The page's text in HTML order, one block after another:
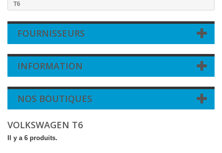
T6
FOURNISSEURS
INFORMATION
NOS BOUTIQUES
VOLKSWAGEN T6
Il y a 6 produits.